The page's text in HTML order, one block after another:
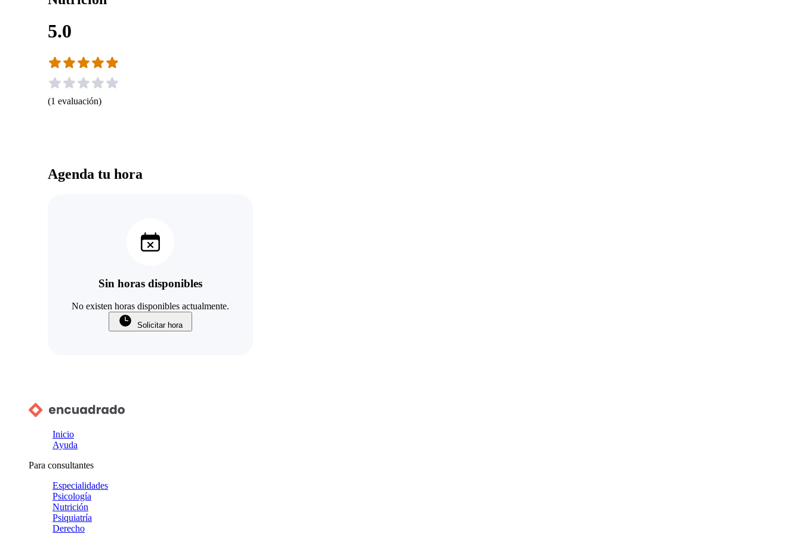
5.0
(1 evaluación)
Agenda tu hora
Sin horas disponibles
No existen horas disponibles actualmente.
Solicitar hora
Inicio
Ayuda
Para consultantes
Especialidades
Psicología
Nutrición
Psiquiatría
Derecho